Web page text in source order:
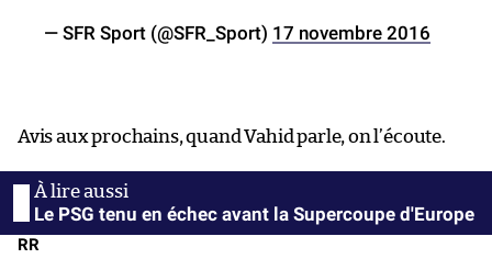
— SFR Sport (@SFR_Sport) 17 novembre 2016
Avis aux prochains, quand Vahid parle, on l’écoute.
Le PSG tenu en échec avant la Supercoupe d'Europe
RR